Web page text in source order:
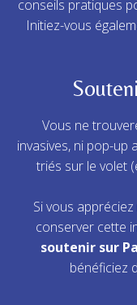
conseils pratiques
Initiez-vous
Vous ne
invasives, ni pop-up
triés sur le volet
Si vous
conserver cette
soutenir sur
bénéficiez